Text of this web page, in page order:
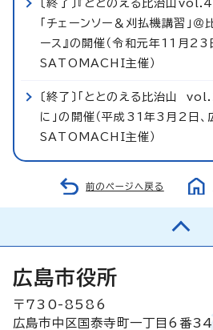
〔終了〕『ととのえる比治山
「チェーンソー＆刈払機講習」
ース』の開催（令和元年11月23
SATOMACHI主催）
〔終了〕「ととのえる比治山
に」の開催（平成31年3月2日、
SATOMACHI主催）
前のページへ戻る
広島市役所
〒730-8586
広島市中区国泰寺町一丁目6番